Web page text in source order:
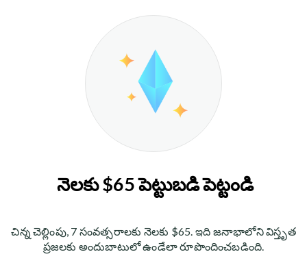
నెలకు $65 పెట్టుబడి పెట్టండి
చిన్న చెల్లింపు, 7 సంవత్సరాలకు నెలకు $65. ఇది జనాభాలోని విస్తృత
ప్రజలకు అందుబాటులో ఉండేలా రూపొందించబడింది.